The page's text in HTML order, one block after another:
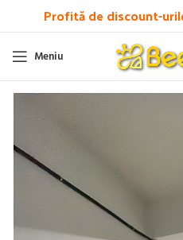
Profită de discount-
Meniu